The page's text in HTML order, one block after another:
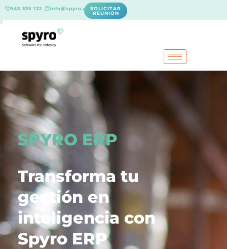
943 335 122 info@spyro.es SOLICITAR
REUNIÓN
SPYRO ERP
Transforma tu
gestión en
inteligencia con
Spyro ERP